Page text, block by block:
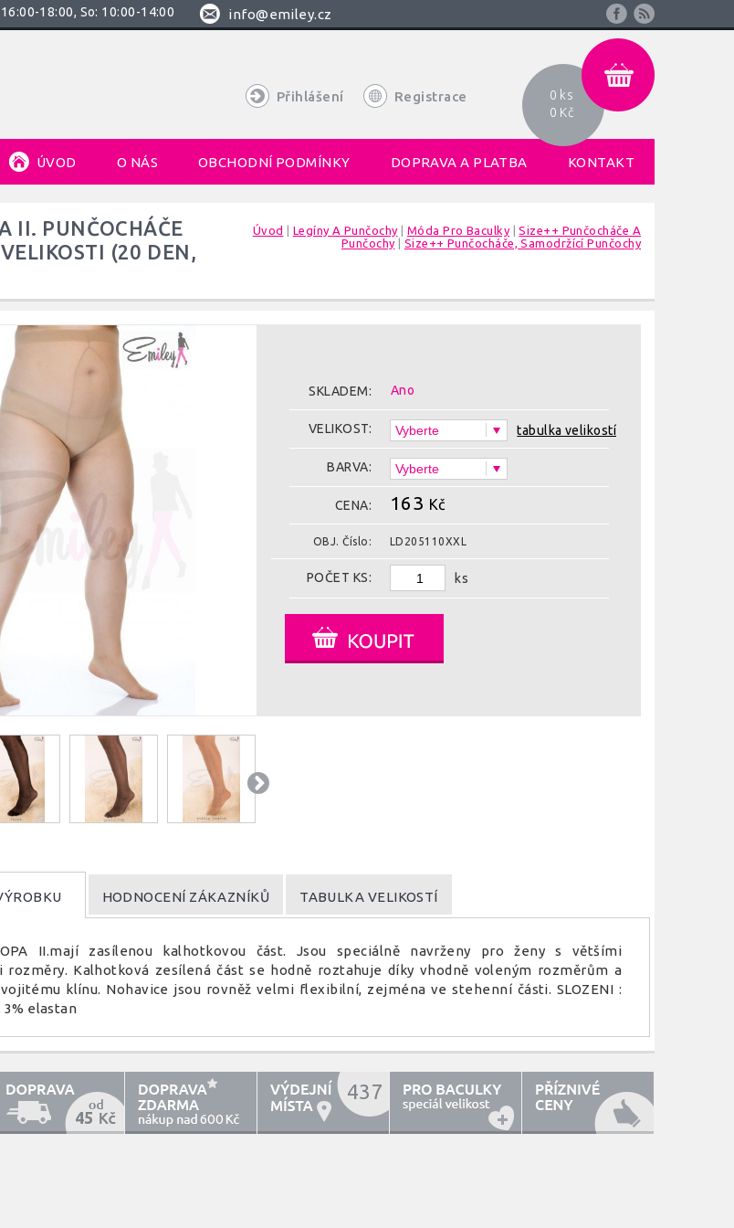
18:00, So: 10:00-14:00 info@emiley.cz
Přihlášení Registrace
0 ks
0 Kč
ÚVOD O NÁS OBCHODNÍ PODMÍNKY DOPRAVA A PLATBA KONTAKT
Úvod Legíny A Punčochy Móda Pro Baculky |Size++ Punčocháče A
Punčochy
Size++ Punčocháče, Samodržící Punčochy
II. PUNČOCHÁČE
(20 DEN,
SKLADEM: Ano
VELIKOST: tabulka velikostí
BARVA:
CENA: 163 Kč
OBJ. Číslo: LD205110XXL
POČET KS: ks
HODNOCENÍ ZÁKAZNÍKŮ TABULKA VELIKOSTÍ
II.mají zasílenou kalhotkovou část. Jsou speciálně navrženy pro ženy s většími
rozměry. Kalhotková zesílená část se hodně roztahuje díky vhodně voleným rozměrům a
klínu. Nohavice jsou rovněž velmi flexibilní, zejména ve stehenní části. SLOZENI :
3% elastan
45 600
437